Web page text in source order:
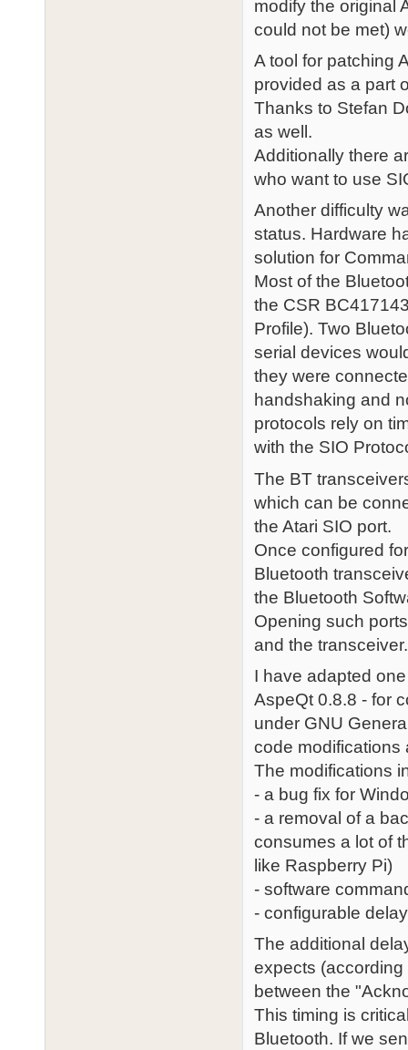
modify the original
could not be met)
A tool for patching
provided as a part
Thanks to Stefan
as well.
Additionally there
who want to use
Another difficulty
status. Hardware
solution for
Most of the
the CSR
Profile). Two
serial devices
they were
handshaking and
protocols rely on
with the SIO
The BT
which can be
the Atari SIO port.
Once configured
Bluetooth
the Bluetooth
Opening such
and the
I have adapted
AspeQt 0.8.8 - for
under GNU
code modifications
The modifications
- a bug fix for
- a removal of a
consumes a lot of
like Raspberry Pi)
- software
- configurable
The additional
expects
between the
This timing is
Bluetooth. If we